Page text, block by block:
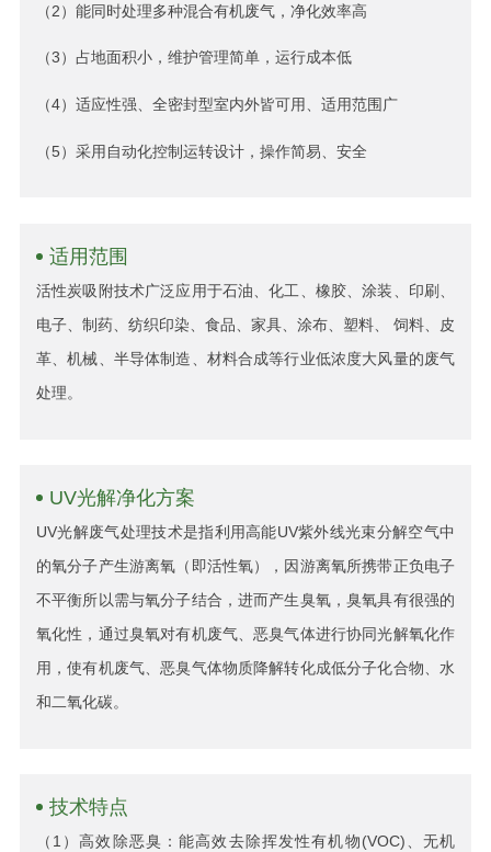
（2）能同时处理多种混合有机废气，净化效率高
（3）占地面积小，维护管理简单，运行成本低
（4）适应性强、全密封型室内外皆可用、适用范围广
（5）采用自动化控制运转设计，操作简易、安全
适用范围
活性炭吸附技术广泛应用于石油、化工、橡胶、涂装、印刷、
电子、制药、纺织印染、食品、家具、涂布、塑料、 饲料、皮
革、机械、半导体制造、材料合成等行业低浓度大风量的废气
处理。
UV光解净化方案
UV光解废气处理技术是指利用高能UV紫外线光束分解空气中
的氧分子产生游离氧（即活性氧），因游离氧所携带正负电子
不平衡所以需与氧分子结合，进而产生臭氧，臭氧具有很强的
氧化性，通过臭氧对有机废气、恶臭气体进行协同光解氧化作
用，使有机废气、恶臭气体物质降解转化成低分子化合物、水
和二氧化碳。
技术特点
（1）高效除恶臭：能高效去除挥发性有机物(VOC)、无机